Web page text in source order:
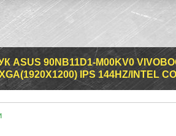
ASUS 90NB11D1-M00KV0
IPS 144HZ/INTEL